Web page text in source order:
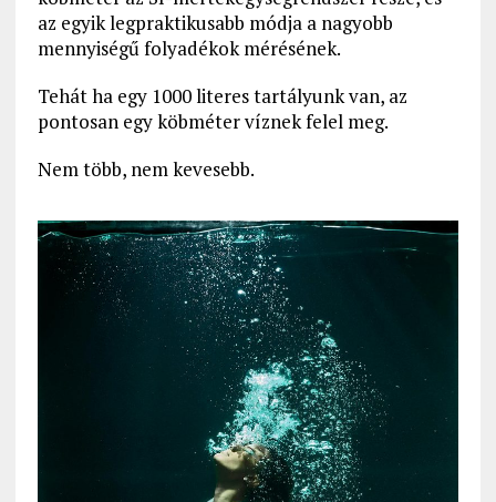
az egyik legpraktikusabb módja a nagyobb
mennyiségű folyadékok mérésének.
Tehát ha egy 1000 literes tartályunk van, az
pontosan egy köbméter víznek felel meg.
Nem több, nem kevesebb.